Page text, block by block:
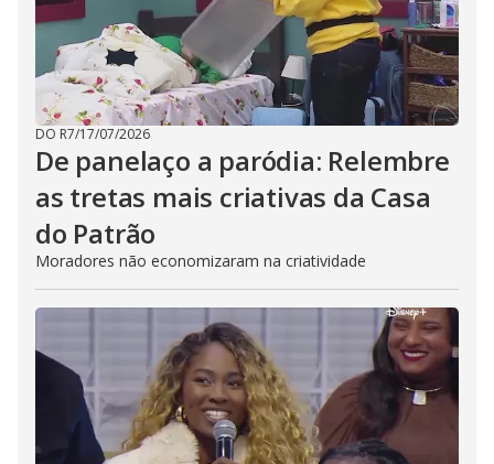
DO R7/17/07/2026
De panelaço a paródia: Relembre
as tretas mais criativas da Casa
do Patrão
Moradores não economizaram na criatividade